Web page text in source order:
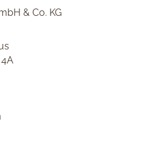
& Co. KG